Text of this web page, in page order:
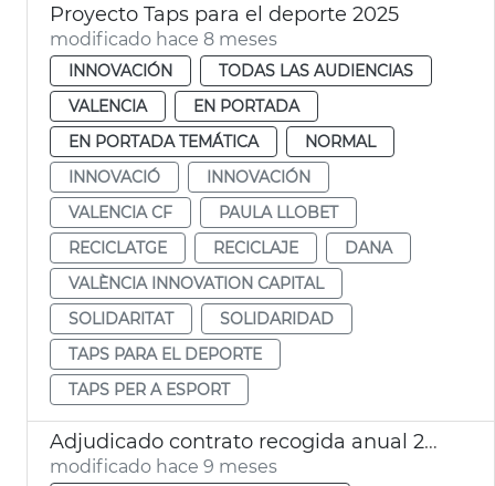
Proyecto Taps para el deporte 2025
modificado hace 8 meses
INNOVACIÓN
TODAS LAS AUDIENCIAS
VALENCIA
EN PORTADA
EN PORTADA TEMÁTICA
NORMAL
INNOVACIÓ
INNOVACIÓN
VALENCIA CF
PAULA LLOBET
RECICLATGE
RECICLAJE
DANA
VALÈNCIA INNOVATION CAPITAL
SOLIDARITAT
SOLIDARIDAD
TAPS PARA EL DEPORTE
TAPS PER A ESPORT
Adjudicado contrato recogida anual 24.000 toneladas papel y carton València
modificado hace 9 meses